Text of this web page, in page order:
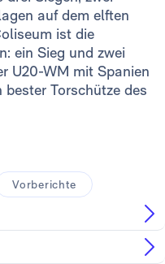
auf dem elften
ist die
ein Sieg und zwei
U20-WM mit Spanien
Torschütze des
Vorberichte